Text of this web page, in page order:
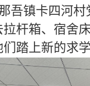
吾镇卡四河
杆箱、宿舍
踏上新的求